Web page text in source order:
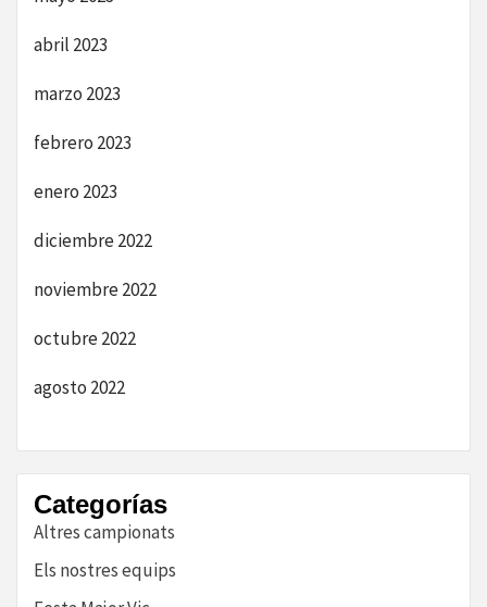
abril 2023
marzo 2023
febrero 2023
enero 2023
diciembre 2022
noviembre 2022
octubre 2022
agosto 2022
Categorías
Altres campionats
Els nostres equips